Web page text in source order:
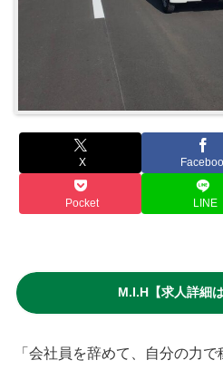
X
Pocket LINE
M.I.H【求人詳細
「会社員を辞めて、自分の力で